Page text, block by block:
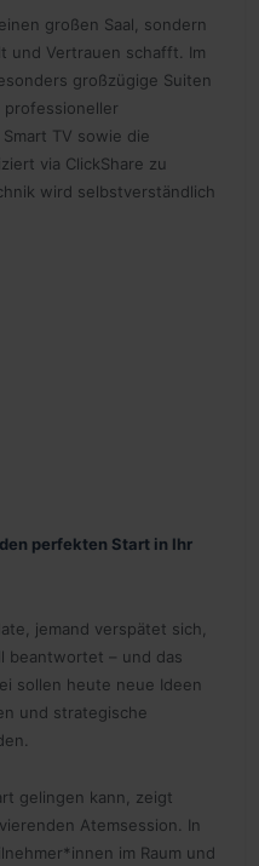
großen Saal, sondern
und Vertrauen schafft. Im
großzügige Suiten
professioneller
TV sowie die
via ClickShare zu
wird selbstverständlich
perfekten Start in Ihr
jemand verspätet sich,
beantwortet – und das
sollen heute neue Ideen
und strategische
gelingen kann, zeigt
Atemsession. In
im Raum und